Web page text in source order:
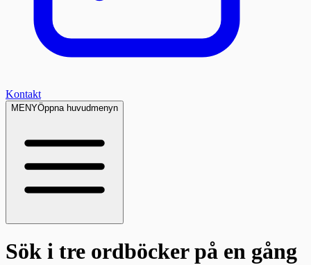
Kontakt
MENYÖppna huvudmenyn
Sök i tre ordböckerpå en gång